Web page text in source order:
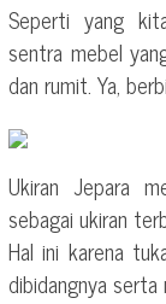
Seperti yang
sentra mebel
dan rumit. Ya,
Ukiran Jepara
sebagai ukiran
Hal ini karena
dibidangnya